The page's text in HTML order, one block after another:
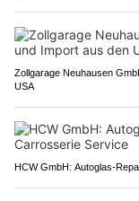
Zollgarage Neuhausen
USA
HCW GmbH: